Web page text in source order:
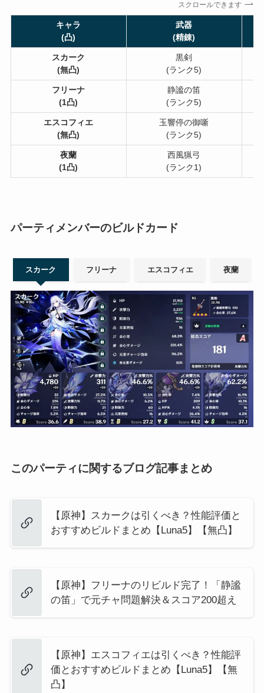
スクロールできます
キャラ
(凸)
武器
(精錬)
スカーク
(無凸)
黒剣
(ランク5)
フリーナ
(1凸)
静謐の笛
(ランク5)
エスコフィエ
(無凸)
玉響停の御噺
(ランク5)
夜蘭
(1凸)
西風猟弓
(ランク1)
パーティメンバーのビルドカード
スカーク フリーナ エスコフィエ 夜蘭
このパーティに関するブログ記事まとめ
【原神】スカークは引くべき？性能評価と
おすすめビルドまとめ【Luna5】【無凸】
【原神】フリーナのリビルド完了！「静謐
の笛」で元チャ問題解決＆スコア200超え
【原神】エスコフィエは引くべき？性能評
価とおすすめビルドまとめ【Luna5】【無
凸】